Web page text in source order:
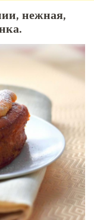
нежная,